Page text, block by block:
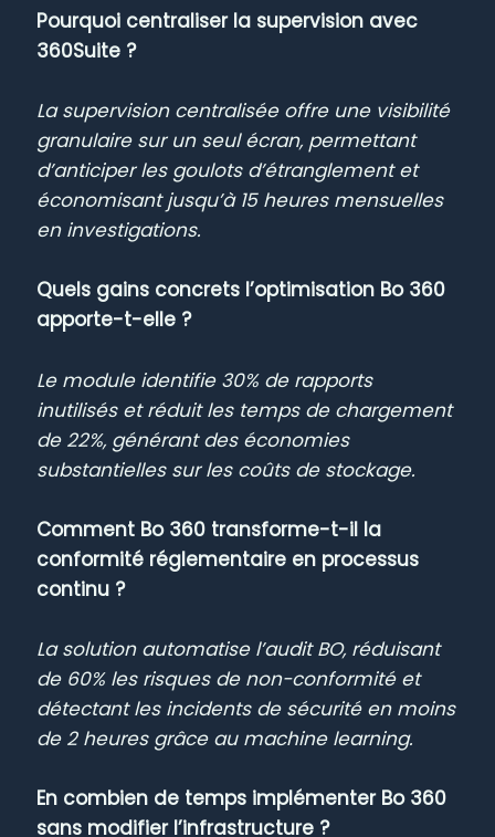
Pourquoi centraliser la supervision avec
360Suite ?
La supervision centralisée offre une visibilité
granulaire sur un seul écran, permettant
d’anticiper les goulots d’étranglement et
économisant jusqu’à 15 heures mensuelles
en investigations.
Quels gains concrets l’optimisation Bo 360
apporte-t-elle ?
Le module identifie 30% de rapports
inutilisés et réduit les temps de chargement
de 22%, générant des économies
substantielles sur les coûts de stockage.
Comment Bo 360 transforme-t-il la
conformité réglementaire en processus
continu ?
La solution automatise l’audit BO, réduisant
de 60% les risques de non-conformité et
détectant les incidents de sécurité en moins
de 2 heures grâce au machine learning.
En combien de temps implémenter Bo 360
sans modifier l’infrastructure ?